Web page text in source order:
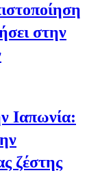
στην
Ιαπωνία:
ζέστης